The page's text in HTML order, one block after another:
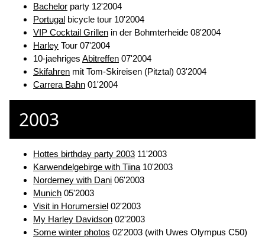
Bachelor party 12'2004
Portugal bicycle tour 10'2004
VIP Cocktail Grillen in der Bohmterheide 08'2004
Harley Tour 07'2004
10-jaehriges Abitreffen 07'2004
Skifahren mit Tom-Skireisen (Pitztal) 03'2004
Carrera Bahn 01'2004
2003
Hottes birthday party 2003 11'2003
Karwendelgebirge with Tiina 10'2003
Norderney with Dani 06'2003
Munich 05'2003
Visit in Horumersiel 02'2003
My Harley Davidson 02'2003
Some winter photos 02'2003 (with Uwes Olympus C50)